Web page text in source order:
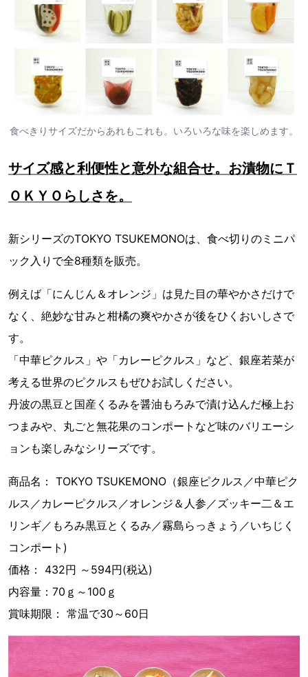
食べきりサイズだからあれもこれも。いろいろな味を楽しめます。
サイズ感と利便性と意外な組合せ。お漬物にＴ
ＯＫＹＯらしさを。
新シリーズのTOKYO TSUKEMONOは、食べ切りのミニパ
ック入りで全8種類を販売。
例えば「にんじん＆オレンジ」は見た目の華やかさだけで
なく、絶妙な甘みと柑橘の爽やかさが後をひくおいしさで
す。
「中華ピクルス」や「カレーピクルス」など、銀座若菜が
考える世界のピクルスもぜひお試しください。
丹波の黒豆と国産くるみを醤油もろみで漬け込んだ極上お
つまみや、丸ごと無花果のコンポートなど味のバリエーシ
ョンも楽しみなシリーズです。
商品名： TOKYO TSUKEMONO（銀座ピクルス／中華ピク
ルス／カレーピクルス／オレンジ＆人参／ズッキー二＆エ
リンギ／もろみ黒豆とくるみ／霧島らっきょう／いちじく
コンポート)
価格： 432円 ～594円(税込)
内容量：70ｇ～100ｇ
賞味期限： 常温で30～60日